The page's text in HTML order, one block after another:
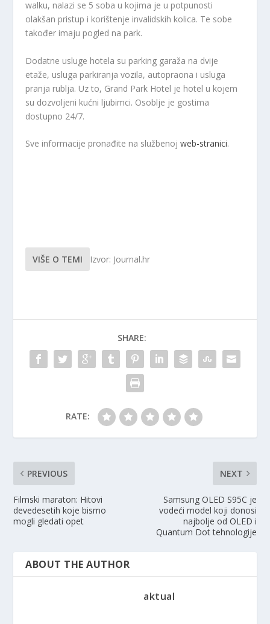
walku, nalazi se 5 soba u kojima je u potpunosti
olakšan pristup i korištenje invalidskih kolica. Te sobe
također imaju pogled na park.
Dodatne usluge hotela su parking garaža na dvije
etaže, usluga parkiranja vozila, autopraona i usluga
pranja rublja. Uz to, Grand Park Hotel je hotel u kojem
su dozvoljeni kućni ljubimci. Osoblje je gostima
dostupno 24/7.
Sve informacije pronađite na službenojweb-stranici.
VIŠE O TEMI Izvor: Journal.hr
SHARE:
RATE:
PREVIOUS
Filmski maraton: Hitovi
devedesetih koje bismo
mogli gledati opet
NEXT
Samsung OLED S95C je
vodeći model koji donosi
najbolje od OLED i
Quantum Dot tehnologije
ABOUT THE AUTHOR
aktual